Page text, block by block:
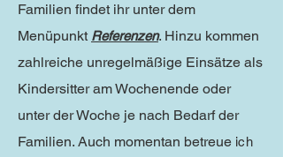
Familien findet ihr unter dem
Menüpunkt Referenzen. Hinzu kommen
zahlreiche unregelmäßige Einsätze als
Kindersitter am Wochenende oder
unter der Woche je nach Bedarf der
Familien. Auch momentan betreue ich